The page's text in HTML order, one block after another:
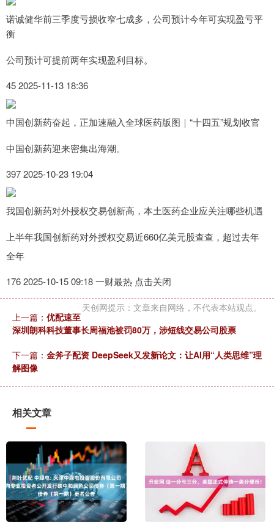
诺诚健华前三季度亏损收窄七成多，公司预计今年可实现盈亏平
衡
公司预计可提前两年实现盈利目标。
45 2025-11-13 18:36
中国创新药奋起，正加速融入全球医药版图｜“十四五”规划收官
中国创新药迎来密集出海潮。
397 2025-10-23 19:04
我国创新药对外授权交易创新高，本土医药企业应关注哪些机遇
上半年我国创新药对外授权交易近660亿美元股查查，超过去年
全年
176 2025-10-15 09:18 一财最热 点击关闭
天创网提示：文章来自网络，不代表本站观点。
上一篇： 优配速至
深圳朗科科技董事长周福池被罚80万，涉短线交易公司股票
下一篇： 金斧子配资 DeepSeek又发新论文：让AI用“人类思维”理
解图像
相关文章